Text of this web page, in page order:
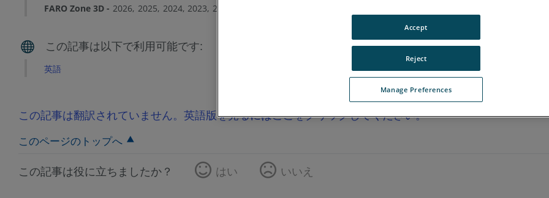
FARO Zone 3D 2026 2025 2024 2023 2022
英語
この記事は翻訳されていません。英語版を見るにはここをクリックしてください。
このページのトップへ
この記事は役に立ちましたか？ はい いいえ
Manage Preferences
Reject
Accept